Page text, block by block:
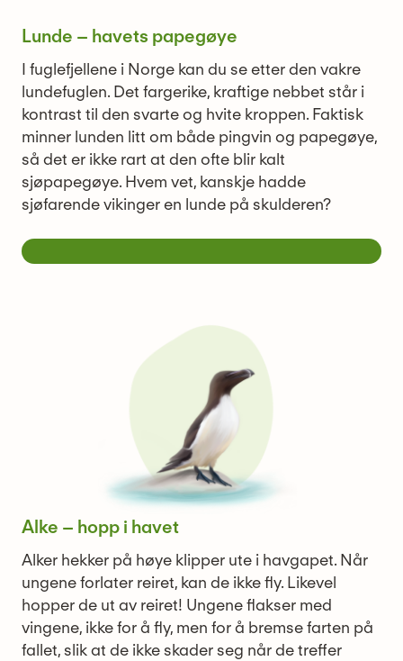
Lunde – havets papegøye
I fuglefjellene i Norge kan du se etter den vakre
lundefuglen. Det fargerike, kraftige nebbet står i
kontrast til den svarte og hvite kroppen. Faktisk
minner lunden litt om både pingvin og papegøye,
så det er ikke rart at den ofte blir kalt
sjøpapegøye. Hvem vet, kanskje hadde
sjøfarende vikinger en lunde på skulderen?
Alke – hopp i havet
Alker hekker på høye klipper ute i havgapet. Når
ungene forlater reiret, kan de ikke fly. Likevel
hopper de ut av reiret! Ungene flakser med
vingene, ikke for å fly, men for å bremse farten på
fallet, slik at de ikke skader seg når de treffer